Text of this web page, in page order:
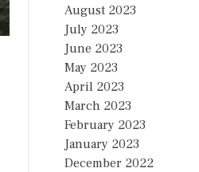
August 2023
July 2023
June 2023
May 2023
April 2023
March 2023
February 2023
January 2023
December 2022